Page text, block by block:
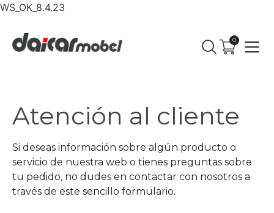
WS_OK_8.4.23
0
Atención al cliente
Si deseas información sobre algún producto o
servicio de nuestra web o tienes preguntas sobre
tu pedido, no dudes en contactar con nosotros a
través de este sencillo formulario.